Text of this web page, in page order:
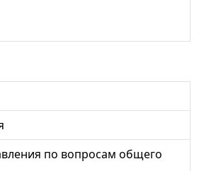
по вопросам общего